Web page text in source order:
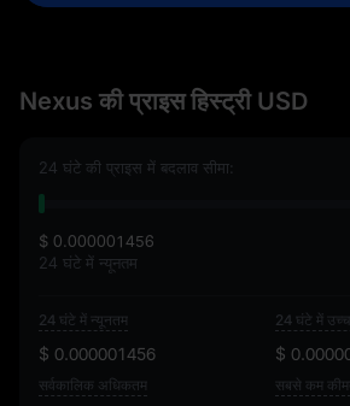
Nexus की प्राइस हिस्ट्री USD
24 घंटे की प्राइस में बदलाव सीमा:
$ 0.000001456
24 घंटे में न्यूनतम
24 घंटे में न्यूनतम
$ 0.000001456
24 घंटे में
$
सर्वकालिक अधिकतम सबसे कम